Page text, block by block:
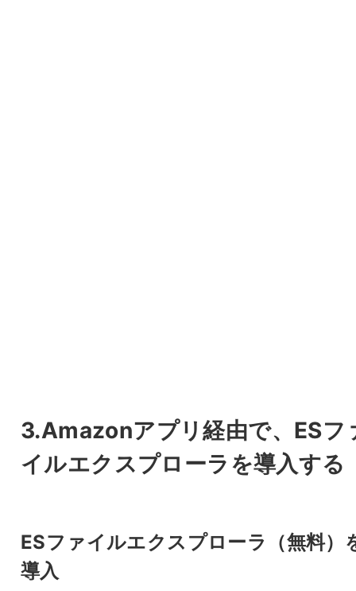
3.Amazonアプリ経由で、ESフ
イルエクスプローラを導入する
ESファイルエクスプローラ（無料）
導入